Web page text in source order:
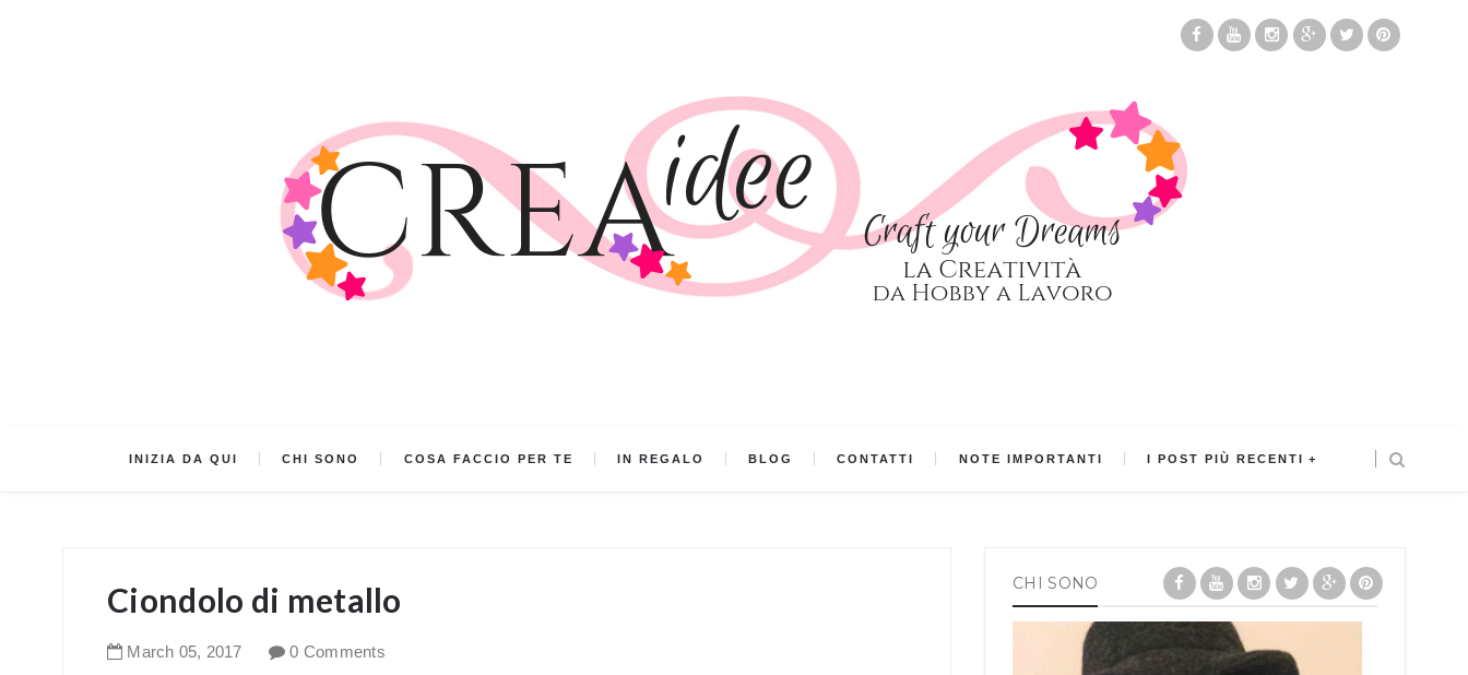
INIZIA DA QUI CHI SONO COSA FACCIO PER TE IN REGALO BLOG CONTATTI NOTE IMPORTANTI I POST PIÙ RECENTI
Ciondolo di metallo
March 05, 2017 0 Comments
CHI SONO